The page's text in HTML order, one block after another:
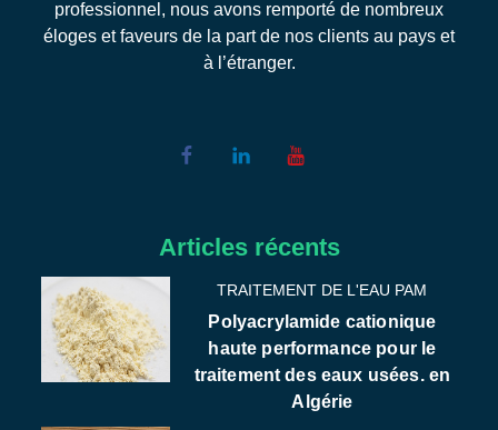
professionnel, nous avons remporté de nombreux
éloges et faveurs de la part de nos clients au pays et
à l’étranger.
Articles récents
TRAITEMENT DE L'EAU PAM
Polyacrylamide cationique
haute performance pour le
traitement des eaux usées. en
Algérie